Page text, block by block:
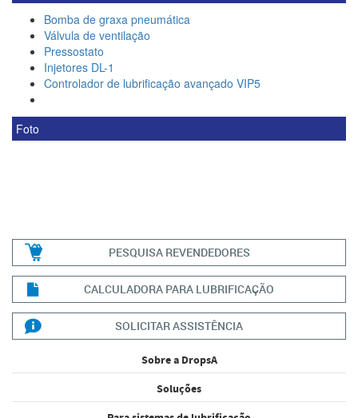
Bomba de graxa pneumática
Válvula de ventilação
Pressostato
Injetores DL-1
Controlador de lubrificação avançado VIP5
Foto
PESQUISA REVENDEDORES
CALCULADORA PARA LUBRIFICAÇÃO
SOLICITAR ASSISTÊNCIA
Sobre a DropsA
Soluções